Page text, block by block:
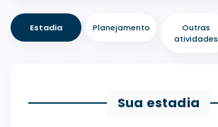
Estadia Planejamento
Outras
atividades
Sua estadia